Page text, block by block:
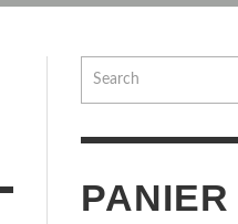
AUCUN ENFANT
PANIER